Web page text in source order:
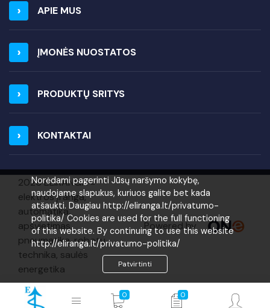
Norėdami pagerinti Jūsų naršymo kokybę,
naudojame slapukus, kuriuos galite bet kada
atšaukti. Daugiau http://eliranga.lt/privatumo-
politika/ Cookies are used for the full functioning
of this website. By continuing to use this website
http://eliranga.lt/privatumo-politika/
Patvirtinti
APIE MUS
ĮMONĖS NUOSTATOS
PRODUKTŲ SRITYS
KONTAKTAI
2026 ELIRANGA =
elektros įranga,
automatika,
apšvietimas,
pneumatika, robotų
technika, saulės
energetika
Powered by
0 0